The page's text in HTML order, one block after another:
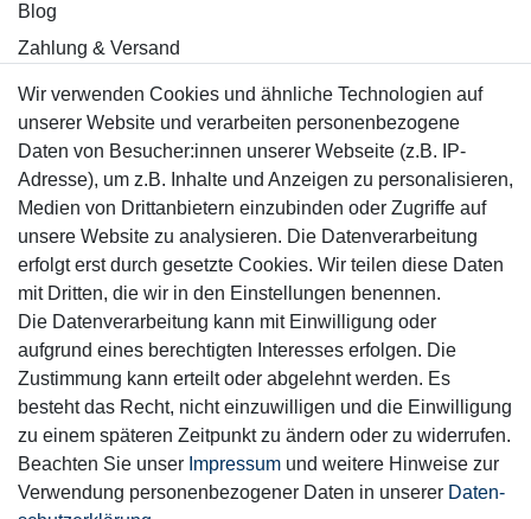
Blog
Zahlung & Versand
Sicher einkaufen
Mitglied
Motor-Fit
© Copyright 2026 | Alle Rechte vorbehalten.
Wir verwenden Cookies und ähnliche Technologien auf
unserer Website und verarbeiten personenbezogene
Daten von Besucher:innen unserer Webseite (z.B. IP-
Adresse), um z.B. Inhalte und Anzeigen zu personalisieren,
Medien von Drittanbietern einzubinden oder Zugriffe auf
unsere Website zu analysieren. Die Datenverarbeitung
erfolgt erst durch gesetzte Cookies. Wir teilen diese Daten
mit Dritten, die wir in den Einstellungen benennen.
Die Datenverarbeitung kann mit Einwilligung oder
aufgrund eines berechtigten Interesses erfolgen. Die
Zustimmung kann erteilt oder abgelehnt werden. Es
besteht das Recht, nicht einzuwilligen und die Einwilligung
zu einem späteren Zeitpunkt zu ändern oder zu widerrufen.
Beachten Sie unser Impressum und weitere Hinweise zur
Verwendung personenbezogener Daten in unserer Daten­